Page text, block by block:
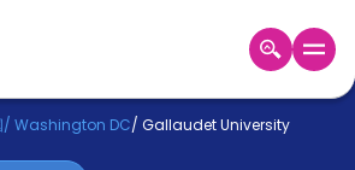
USD
/ Washington DC/ Gallaudet University